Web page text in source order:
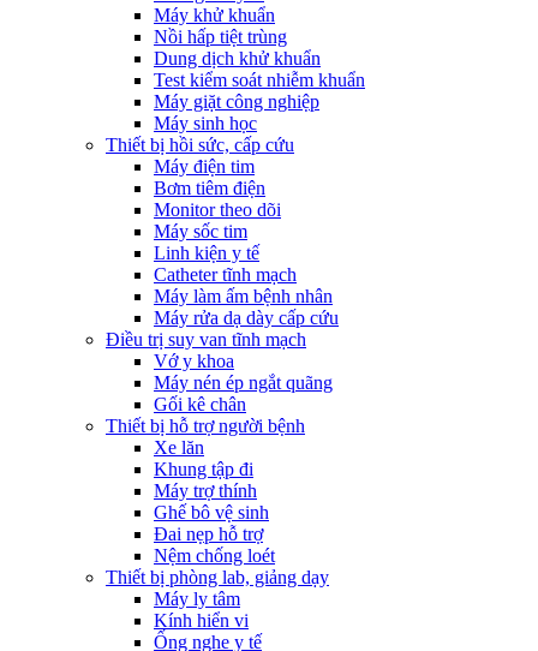
Máy khử khuẩn
Nồi hấp tiệt trùng
Dung dịch khử khuẩn
Test kiểm soát nhiễm khuẩn
Máy giặt công nghiệp
Máy sinh học
Thiết bị hồi sức, cấp cứu
Máy điện tim
Bơm tiêm điện
Monitor theo dõi
Máy sốc tim
Linh kiện y tế
Catheter tĩnh mạch
Máy làm ấm bệnh nhân
Máy rửa dạ dày cấp cứu
Điều trị suy van tĩnh mạch
Vớ y khoa
Máy nén ép ngắt quãng
Gối kê chân
Thiết bị hỗ trợ người bệnh
Xe lăn
Khung tập đi
Máy trợ thính
Ghế bô vệ sinh
Đai nẹp hỗ trợ
Nệm chống loét
Thiết bị phòng lab, giảng dạy
Máy ly tâm
Kính hiển vi
Ống nghe y tế